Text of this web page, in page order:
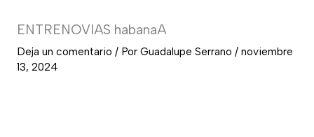
ENTRENOVIAS habanaA
Deja un comentario / Por Guadalupe Serrano / noviembre
13, 2024